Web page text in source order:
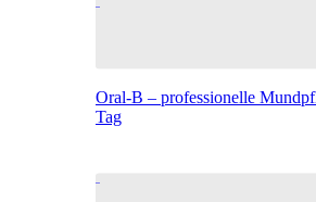
Oral-B – professionelle
Tag